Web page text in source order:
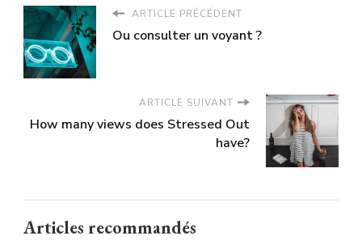
ARTICLE PRÉCÉDENT
Ou consulter un voyant ?
ARTICLE SUIVANT
How many views does Stressed Out
have?
Articles recommandés